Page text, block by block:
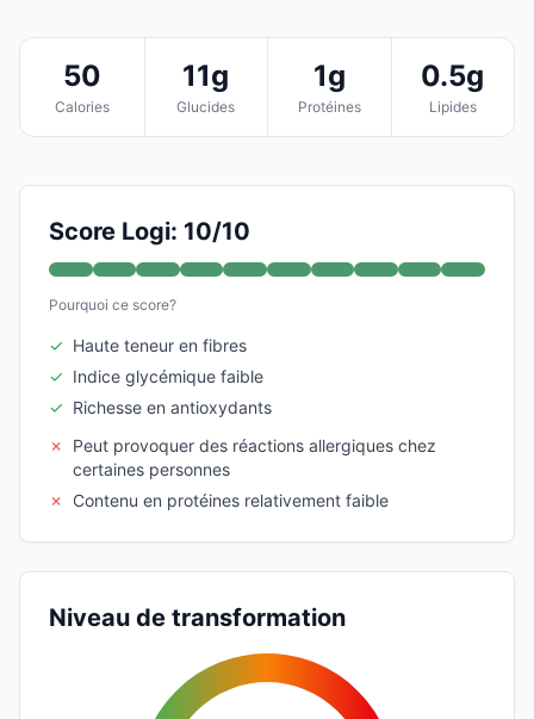
50
Calories
11g
Glucides
1g
Protéines
0.5g
Lipides
Score Logi: 10/10
Pourquoi ce score?
✓ Haute teneur en fibres
✓ Indice glycémique faible
✓ Richesse en antioxydants
✗
Peut provoquer des réactions allergiques chez
certaines personnes
✗
Contenu en protéines relativement faible
Niveau de transformation